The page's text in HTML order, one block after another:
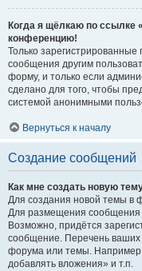
Когда я щёлкаю по ссылке
конференцию!
Только зарегистрированные
сообщения другим
форму, и только если
сделано для того, чтобы
системой анонимными
Вернуться к началу
Создание сообщений
Как мне создать новую
Для создания новой темы в
Для размещения сообщения
Возможно, придётся
сообщение. Перечень ваших
форума или темы.
добавлять вложения» и т.п.